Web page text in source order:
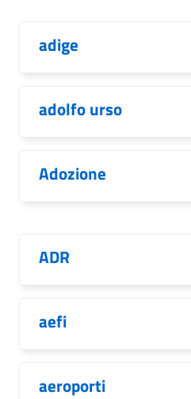
adige
adolfo urso
Adozione
ADR
aefi
aeroporti